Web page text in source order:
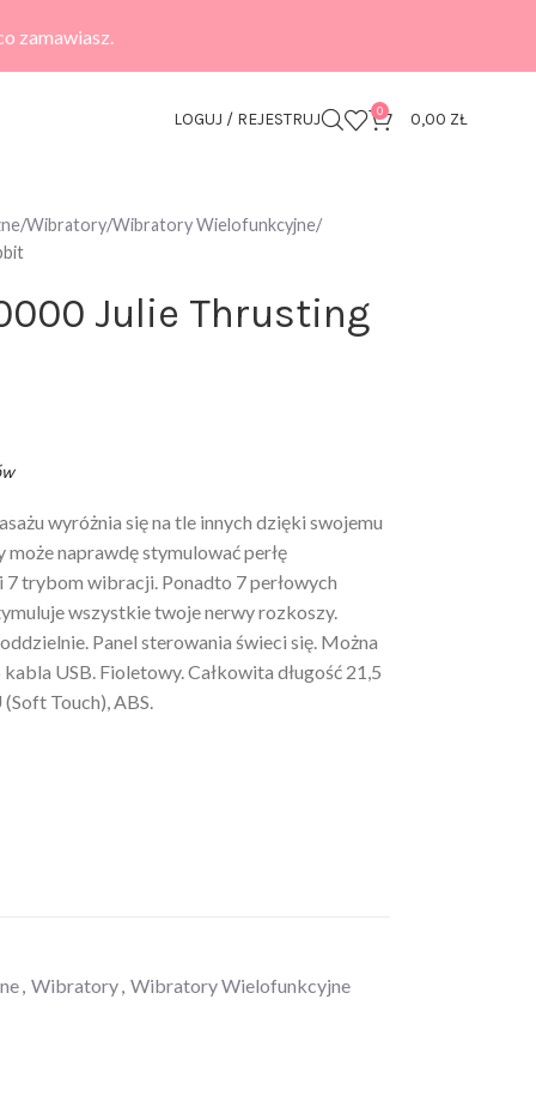
zamawiasz.
LOGUJ / REJESTRUJ 0 0,00 ZŁ
Wibratory Wibratory Wielofunkcyjne
Julie Thrusting
wyróżnia się na tle innych dzięki swojemu
naprawdę stymulować perłę
trybom wibracji. Ponadto 7 perłowych
wszystkie twoje nerwy rozkoszy.
Panel sterowania świeci się. Można
USB. Fioletowy. Całkowita długość 21,5
Touch), ABS.
, Wibratory, Wibratory Wielofunkcyjne